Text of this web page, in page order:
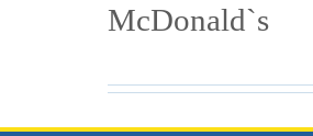
McDonald`s